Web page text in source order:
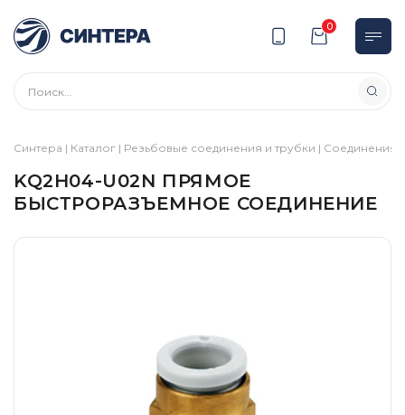
0
Синтера | Каталог | Резьбовые соединения и трубки | Соединения
KQ2H04-U02N ПРЯМОЕ
БЫСТРОРАЗЪЕМНОЕ СОЕДИНЕНИЕ